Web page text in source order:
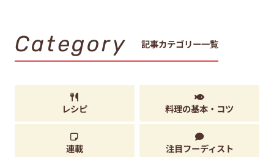
Category 記事カテゴリー一覧
レシピ 料理の基本・コツ
連載 注目フーディスト